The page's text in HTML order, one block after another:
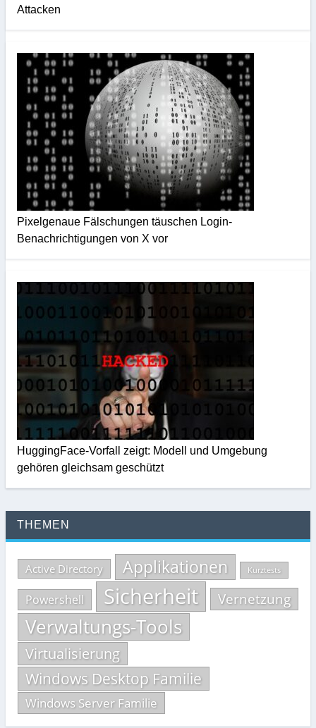
Attacken
Pixelgenaue Fälschungen täuschen Login-
Benachrichtigungen von X vor
HuggingFace-Vorfall zeigt: Modell und Umgebung
gehören gleichsam geschützt
THEMEN
Active Directory Applikationen Kurztests
Powershell Sicherheit Vernetzung
Verwaltungs-Tools
Virtualisierung
Windows Desktop Familie
Windows Server Familie